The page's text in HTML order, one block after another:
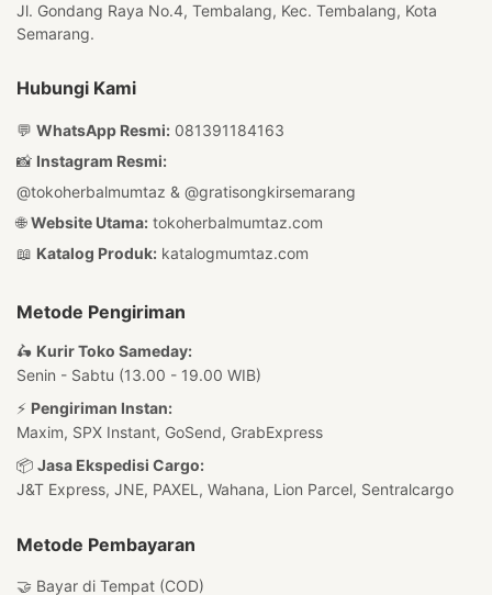
Jl. Gondang Raya No.4, Tembalang, Kec. Tembalang, Kota
Semarang.
Hubungi Kami
💬 WhatsApp Resmi: 081391184163
📸 Instagram Resmi:
@tokoherbalmumtaz & @gratisongkirsemarang
🌐Website Utama: tokoherbalmumtaz.com
📖 Katalog Produk: katalogmumtaz.com
Metode Pengiriman
🛵 Kurir Toko Sameday:
Senin - Sabtu (13.00 - 19.00 WIB)
⚡ Pengiriman Instan:
Maxim, SPX Instant, GoSend, GrabExpress
📦 Jasa Ekspedisi Cargo:
J&T Express, JNE, PAXEL, Wahana, Lion Parcel, Sentralcargo
Metode Pembayaran
🤝 Bayar di Tempat (COD)